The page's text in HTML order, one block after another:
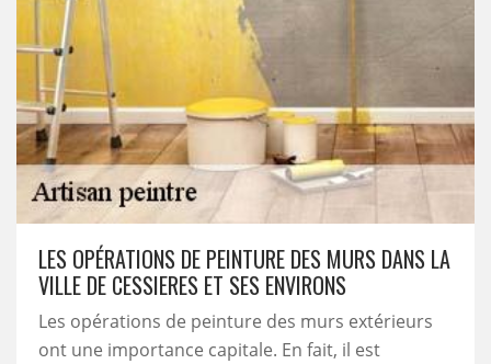
LES OPÉRATIONS DE PEINTURE DES MURS DANS LA
VILLE DE CESSIERES ET SES ENVIRONS
Les opérations de peinture des murs extérieurs
ont une importance capitale. En fait, il est